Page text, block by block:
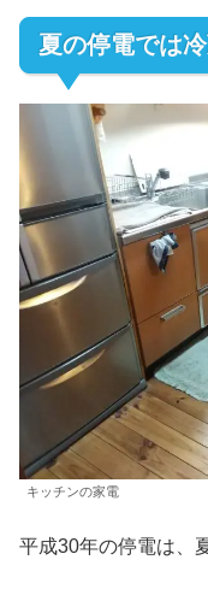
夏の停電では
キッチンの家電
平成30年の停電は、